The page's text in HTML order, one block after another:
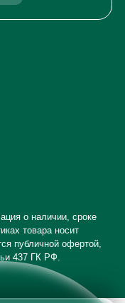
о наличии, сроке
товара носит
публичной офертой,
437 ГК РФ.